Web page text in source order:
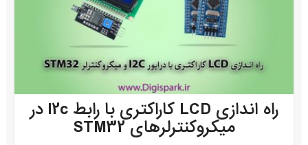
راه اندازی LCD کاراکتری با رابط I2c در
میکروکنترلرهای STM32